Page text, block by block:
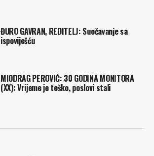
ĐURO GAVRAN, REDITELJ: Suočavanje sa
ispoviješću
MIODRAG PEROVIĆ: 30 GODINA MONITORA
(XX): Vrijeme je teško, poslovi stali